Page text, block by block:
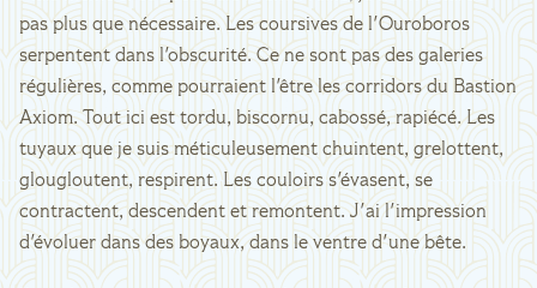
pas plus que nécessaire. Les coursives de l'Ouroboros
serpentent dans l'obscurité. Ce ne sont pas des galeries
régulières, comme pourraient l'être les corridors du Bastion
Axiom. Tout ici est tordu, biscornu, cabossé, rapiécé. Les
tuyaux que je suis méticuleusement chuintent, grelottent,
glougloutent, respirent. Les couloirs s'évasent, se
contractent, descendent et remontent. J'ai l'impression
d'évoluer dans des boyaux, dans le ventre d'une bête.